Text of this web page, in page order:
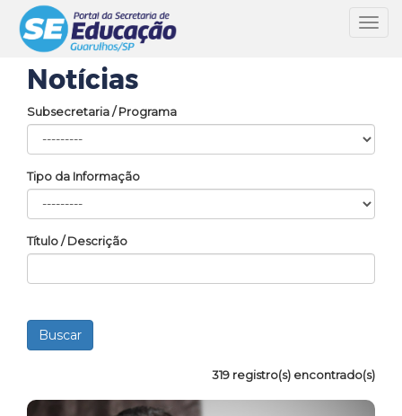
Notícias
Subsecretaria / Programa
Tipo da Informação
Título / Descrição
319 registro(s) encontrado(s)